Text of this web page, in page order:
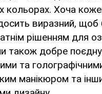
кольорах. Хоча
досить виразний, щоб
рішенням для
також добре
та
манікюром та